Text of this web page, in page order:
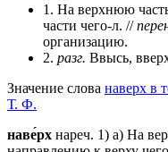
1. На верхнюю
части чего-л. //
организацию.
2. разг. Ввысь,
Значение слова наверх в
Т. Ф.
наве́рх нареч. 1) а) На